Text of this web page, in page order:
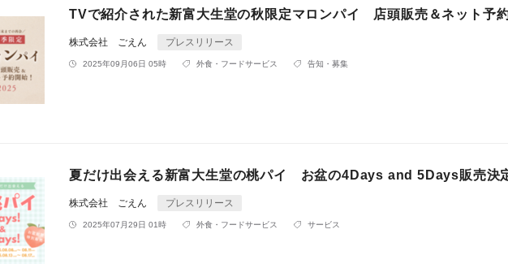
TVで紹介された新富大生堂の秋限定マロンパイ 店頭販売＆ネット予
株式会社 ごえん プレスリリース
2025年09月06日 05時 外食・フードサービス 告知・募集
夏だけ出会える新富大生堂の桃パイ お盆の4Days and 5Days販売決
株式会社 ごえん プレスリリース
2025年07月29日 01時 外食・フードサービス サービス